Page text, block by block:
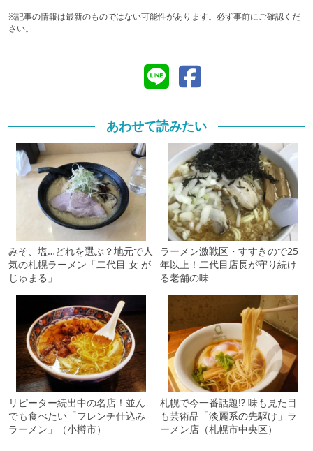
※記事の情報は最新のものではない可能性があります。必ず事前にご確認くだ
さい。
あわせて読みたい
みそ、塩…どれを選ぶ？地元で人
気の札幌ラーメン「二代目 女 が
じゅまる」
ラーメン激戦区・すすきので25
年以上！二代目店長が守り続け
る老舗の味
リピーター続出中の名店！並ん
でも食べたい「フレンチ仕込み
ラーメン」（小樽市）
札幌で今一番話題!? 味も見た目
も芸術品「淡麗系の先駆け」ラ
ーメン店（札幌市中央区）